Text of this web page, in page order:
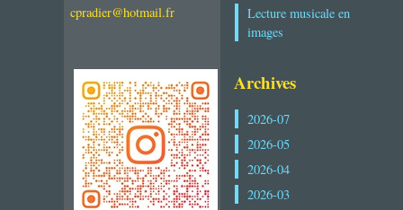
cpradier@hotmail.fr
Lecture musicale en
images
Archives
2026-07
2026-05
2026-04
2026-03